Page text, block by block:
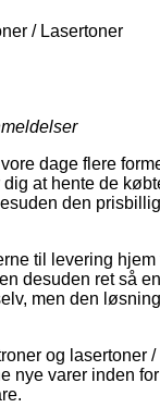
/ Lasertoner
dage flere
at hente de
den
til levering
desuden ret så
men den
og
nye varer inden